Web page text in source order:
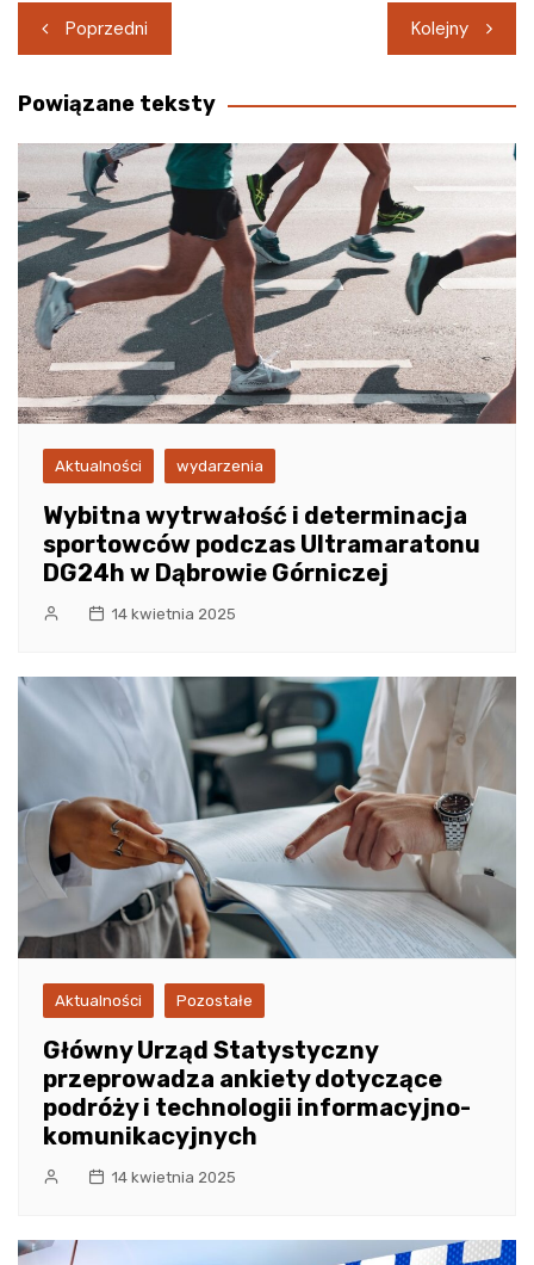
Nawigacja
wpisu
Poprzedni Kolejny
Powiązane teksty
Aktualności wydarzenia
Wybitna wytrwałość i determinacja
sportowców podczas Ultramaratonu
DG24h w Dąbrowie Górniczej
14 kwietnia 2025
Aktualności Pozostałe
Główny Urząd Statystyczny
przeprowadza ankiety dotyczące
podróży i technologii informacyjno-
komunikacyjnych
14 kwietnia 2025